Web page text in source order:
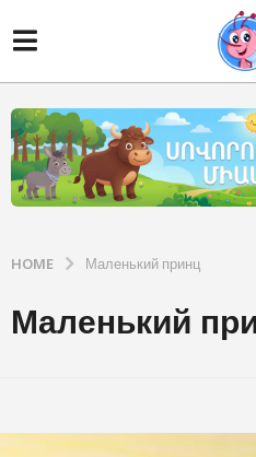
HOME Маленький принц
Маленький